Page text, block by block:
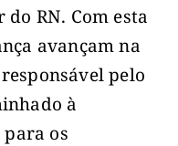
RN. Com esta
avançam na
pelo
à
os